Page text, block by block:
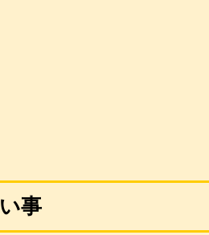
事